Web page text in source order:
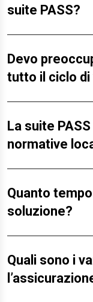
suite PASS?
Devo
tutto il ciclo di
La suite
normative
Quanto
soluzione?
Quali sono i